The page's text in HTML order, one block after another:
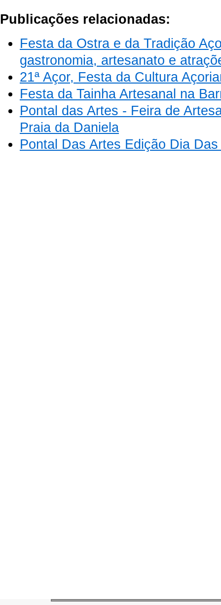
Publicações relacionadas:
Festa da Ostra e da Tradição
gastronomia, artesanato e
21ª Açor, Festa da Cultura
Festa da Tainha Artesanal na
Pontal das Artes - Feira de
Praia da Daniela
Pontal Das Artes Edição Dia